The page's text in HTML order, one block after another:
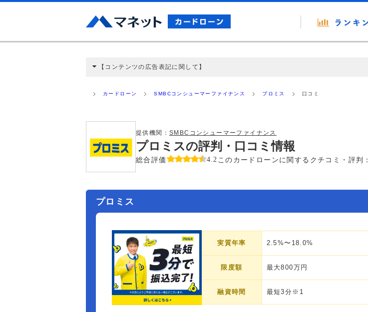
【コンテンツの広告表記に関して】
ミ収集などに基づき、公平性を担保した情報提供を行っています。
カードローン SMBCコンシューマーファイナンス プロミス 口コミ
提供機関： SMBCコンシューマーファイナンス
プロミスの評判・口コミ情報
総合評価 4.2 このカードローンに関するクチコミ・評判：
プロミス
実質年率 2.5%〜18.0%
限度額 最大800万円
融資時間 最短3分※1